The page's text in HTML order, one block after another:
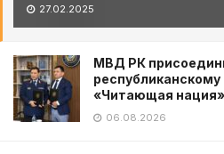
27.02.2025
МВД РК
республиканскому
«Читающая нация»
06.08.2026